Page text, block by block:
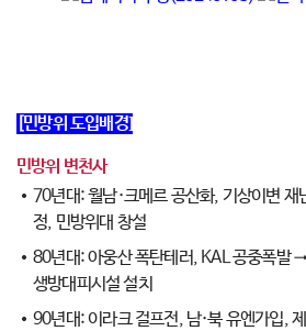
[민방위 도입배경]
민방위 변천사
70년대: 월남·크메르 공산화, 기상이변 재
정, 민방위대 창설
80년대: 아웅산 폭탄테러, KAL 공중폭발
생방대피시설 설치
90년대: 이라크 걸프전, 남·북 유엔가입,